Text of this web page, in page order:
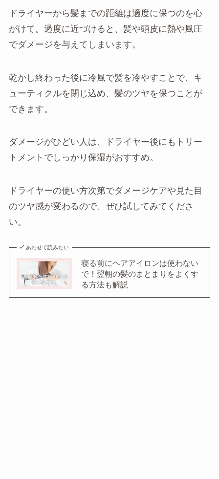
ドライヤーから髪までの距離は適度に保つのを心
がけて。過度に近づけると、髪や頭皮に熱や風圧
でダメージを与えてしまいます。
乾かし終わった後に冷風で髪を冷やすことで、キ
ューティクルを閉じ込め、髪のツヤを保つことが
できます。
ダメージがひどい人は、ドライヤー後にもトリー
トメントでしっかり保湿がおすすめ。
ドライヤーの使い方次第でダメージケアや見た目
のツヤ感が変わるので、ぜひ試してみてくださ
い。
あわせて読みたい
寝る前にヘアアイロンは使わない
で！翌朝の髪のまとまりをよくす
る方法も解説